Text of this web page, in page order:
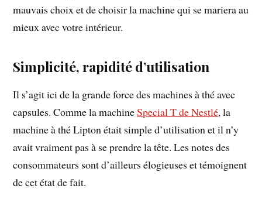
mauvais choix et de choisir la machine qui se mariera au
mieux avec votre intérieur.
Simplicité, rapidité d’utilisation
Il s’agit ici de la grande force des machines à thé avec
capsules. Comme la machineSpecial T de Nestlé, la
machine à thé Lipton était simple d’utilisation et il n’y
avait vraiment pas à se prendre la tête. Les notes des
consommateurs sont d’ailleurs élogieuses et témoignent
de cet état de fait.